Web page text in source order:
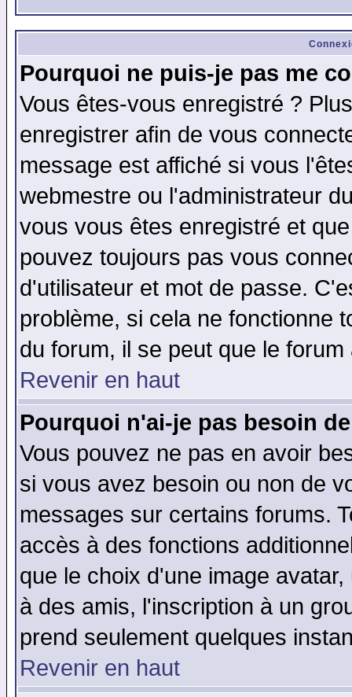
Pourquoi ne puis-je pas me
Vous êtes-vous enregistré ?
enregistrer afin de vous
message est affiché si vous
webmestre ou l'administrateur
vous vous êtes enregistré et
pouvez toujours pas vous
d'utilisateur et mot de passe.
problème, si cela ne fonctionne
du forum, il se peut que le
Revenir en haut
Pourquoi n'ai-je pas besoin
Vous pouvez ne pas en avoir
si vous avez besoin ou non de
messages sur certains forums.
accès à des fonctions
que le choix d'une image
à des amis, l'inscription à un
prend seulement quelques
Revenir en haut